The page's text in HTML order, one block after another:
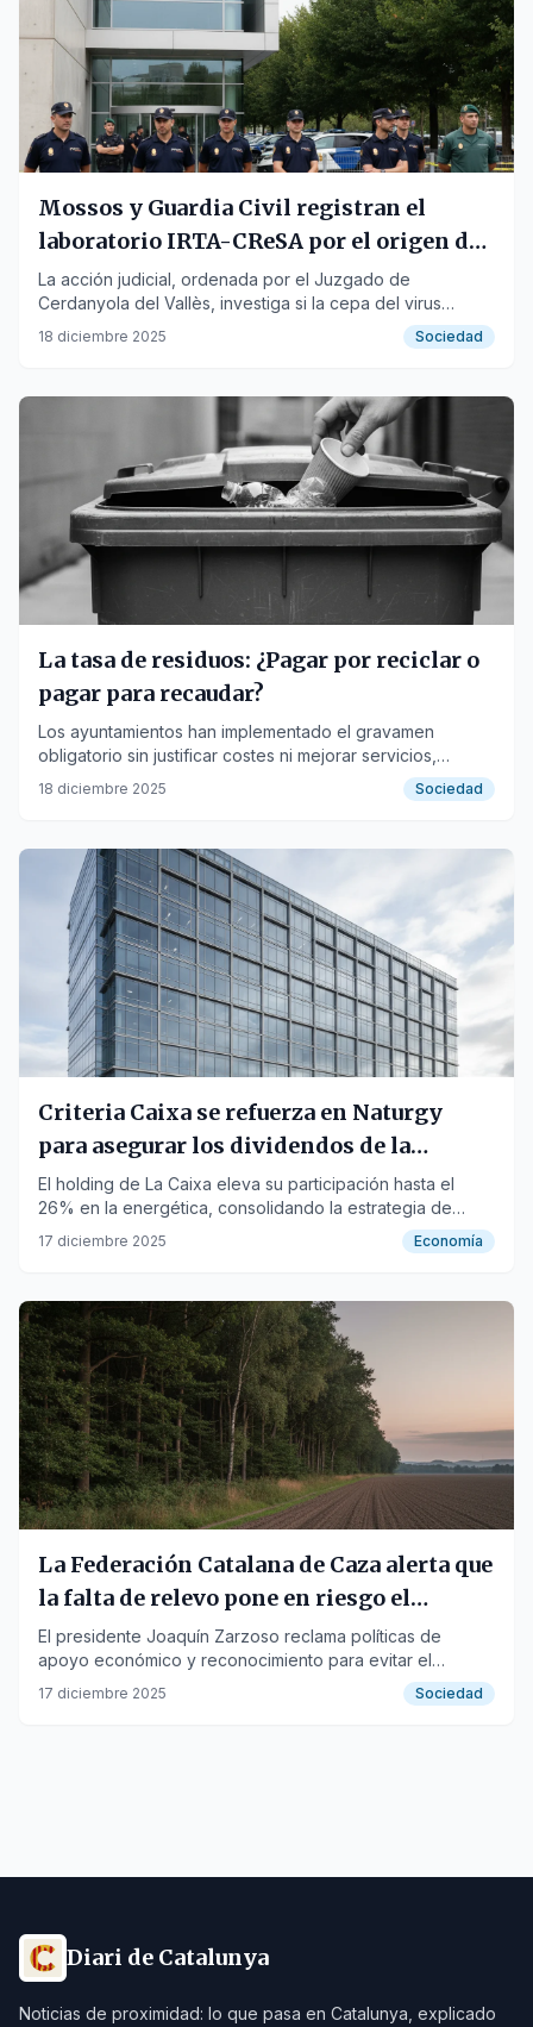
Mossos y Guardia Civil registran el
laboratorio IRTA-CReSA por el origen de
la peste porcina africana
La acción judicial, ordenada por el Juzgado de
Cerdanyola del Vallès, investiga si la cepa del virus
detectada en Collserola procede de este centro.
18 diciembre 2025 Sociedad
La tasa de residuos: ¿Pagar por reciclar o
pagar para recaudar?
Los ayuntamientos han implementado el gravamen
obligatorio sin justificar costes ni mejorar servicios,
desviándose del objetivo de la economía circular.
18 diciembre 2025 Sociedad
Criteria Caixa se refuerza en Naturgy
para asegurar los dividendos de la
Fundación
El holding de La Caixa eleva su participación hasta el
26% en la energética, consolidando la estrategia de
rentabilidad liderada por Francisco Reynés.
17 diciembre 2025 Economía
La Federación Catalana de Caza alerta que
la falta de relevo pone en riesgo el
control del jabalí
El presidente Joaquín Zarzoso reclama políticas de
apoyo económico y reconocimiento para evitar el
colapso del sistema de gestión de fauna.
17 diciembre 2025 Sociedad
Diari de Catalunya
Noticias de proximidad: lo que pasa en Catalunya, explicado